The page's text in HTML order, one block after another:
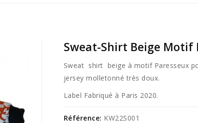
Sweat-Shirt Beige Motif
Sweat shirt beige à motif Paresseux
jersey molletonné très doux.
Label Fabriqué à Paris 2020.
Référence: KW22S001